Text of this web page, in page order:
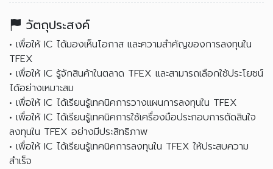
วัตถุประสงค์
• เพื่อให้ IC ได้มองเห็นโอกาส และความสำคัญของการลงทุนใน
TFEX
• เพื่อให้ IC รู้จักสินค้าในตลาด TFEX และสามารถเลือกใช้ประโยชน์
ได้อย่างเหมาะสม
• เพื่อให้ IC ได้เรียนรู้เทคนิคการวางแผนการลงทุนใน TFEX
• เพื่อให้ IC ได้เรียนรู้เทคนิคการใช้เครื่องมือประกอบการตัดสินใจ
ลงทุนใน TFEX อย่างมีประสิทธิภาพ
• เพื่อให้ IC ได้เรียนรู้เทคนิคการลงทุนใน TFEX ให้ประสบความ
สำเร็จ